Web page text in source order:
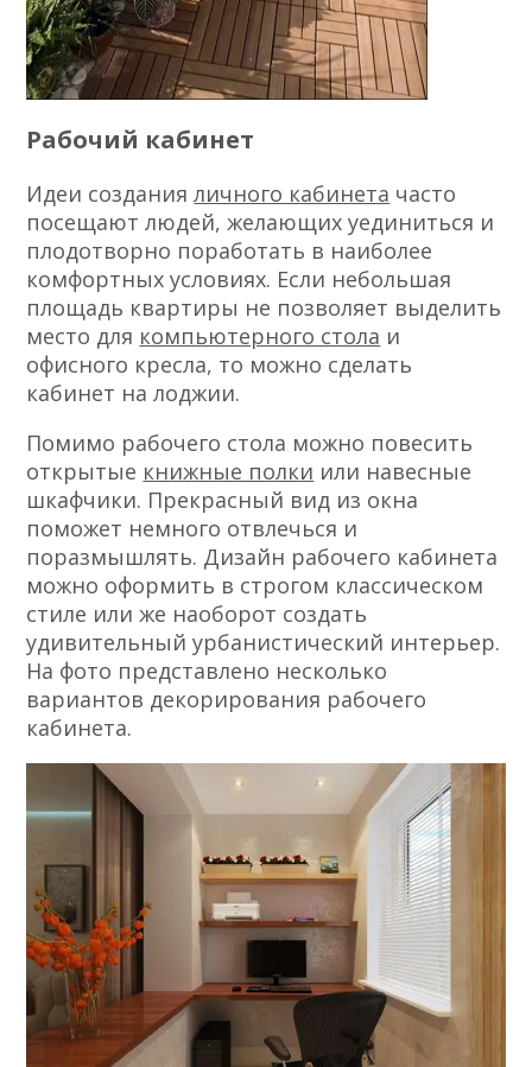
Рабочий кабинет
Идеи созданияличного кабинета часто
посещают людей, желающих уединиться и
плодотворно поработать в наиболее
комфортных условиях. Если небольшая
площадь квартиры не позволяет выделить
место для компьютерного стола и
офисного кресла, то можно сделать
кабинет на лоджии.
Помимо рабочего стола можно повесить
открытые книжные полки или навесные
шкафчики. Прекрасный вид из окна
поможет немного отвлечься и
поразмышлять. Дизайн рабочего кабинета
можно оформить в строгом классическом
стиле или же наоборот создать
удивительный урбанистический интерьер.
На фото представлено несколько
вариантов декорирования рабочего
кабинета.